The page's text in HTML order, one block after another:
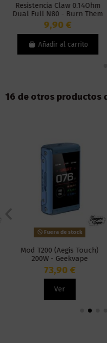
Resistencia Claw 0.14Ohm
Dual Full N80 - Burn Them
All Coils
9,90 €
Añadir al carrito
16 de otros productos
Fuera de stock
Mod T200 (Aegis Touch)
200W - Geekvape
73,90 €
Ver